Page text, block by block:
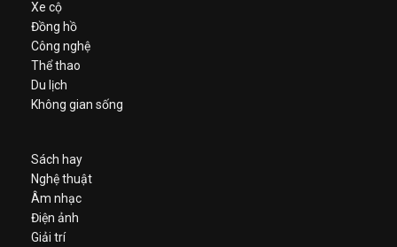
Xe cộ
Đồng hồ
Công nghệ
Thể thao
Du lịch
Không gian sống
Sách hay
Nghệ thuật
Âm nhạc
Điện ảnh
Giải trí